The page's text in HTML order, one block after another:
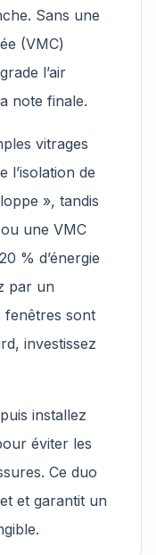
Sans une
(VMC)
l’air
note finale.
vitrages
l’isolation de
», tandis
une VMC
% d’énergie
par un
fenêtres sont
investissez
installez
éviter les
Ce duo
et garantit un